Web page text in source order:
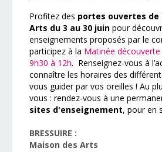
Profitez des portes ouvertes de
Arts du 3 au 30 juin pour
enseignements proposés par le
participez à la Matinée
9h30 à 12h. Renseignez-vous à
connaître les horaires des
vous guider par vos oreilles ! Au
vous : rendez-vous à une
sites d'enseignement, pour en
BRESSUIRE :
Maison des Arts